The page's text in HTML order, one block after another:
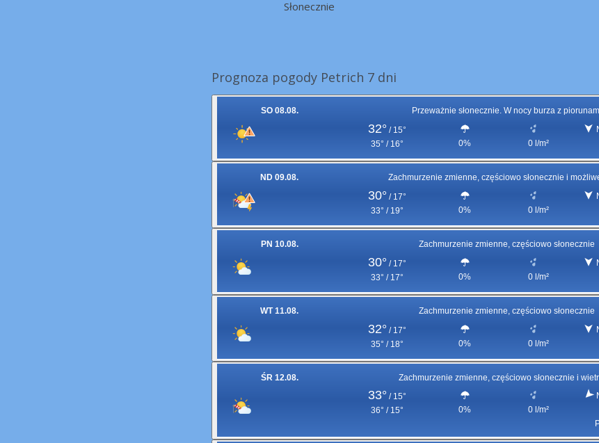
Słonecznie
Prognoza pogody Petrich 7 dni
SO 08.08. Przeważnie słonecznie. W nocy burza z
32° / 15°
35° / 16°
0% 0 l/m²
ND 09.08. Zachmurzenie zmienne, częściowo słonecznie i
30° / 17°
33° / 19°
0% 0 l/m²
PN 10.08. Zachmurzenie zmienne, częściowo słonecznie
30° / 17°
33° / 17°
0% 0 l/m²
WT 11.08. Zachmurzenie zmienne, częściowo słonecznie
32° / 17°
35° / 18°
0% 0 l/m²
ŚR 12.08. Zachmurzenie zmienne, częściowo słonecznie i
33° / 15°
36° / 15°
0% 0 l/m²